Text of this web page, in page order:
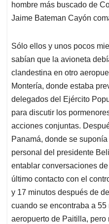
hombre más buscado de
Jaime Bateman Cayón
Sólo ellos y unos pocos
sabían que la avioneta
clandestina en otro
Montería, donde estaba
delegados del Ejército
para discutir los
acciones conjuntas.
Panamá, donde se
personal del presidente
entablar conversaciones
último contacto con el
y 17 minutos después de
cuando se encontraba a 55
aeropuerto de Paitilla,